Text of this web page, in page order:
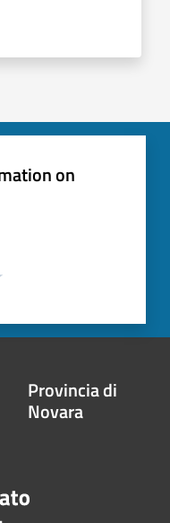
on
Provincia di
Novara